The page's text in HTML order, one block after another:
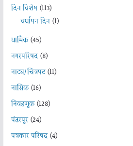
दिन विशेष(113)
वर्धापन दिन(1)
धार्मिक(45)
नगरपरिषद(8)
नाट्य/चित्रपट(11)
नासिक(16)
निवडणूक(128)
पंढरपूर(24)
पत्रकार परिषद(4)